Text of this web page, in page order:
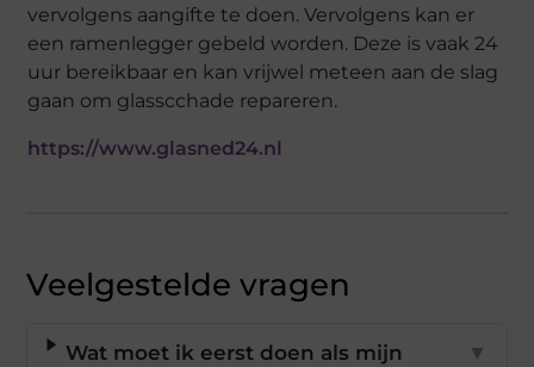
vervolgens aangifte te doen. Vervolgens kan er
een ramenlegger gebeld worden. Deze is vaak 24
uur bereikbaar en kan vrijwel meteen aan de slag
gaan om glasscchade repareren.
https://www.glasned24.nl
Veelgestelde vragen
Wat moet ik eerst doen als mijn
▼